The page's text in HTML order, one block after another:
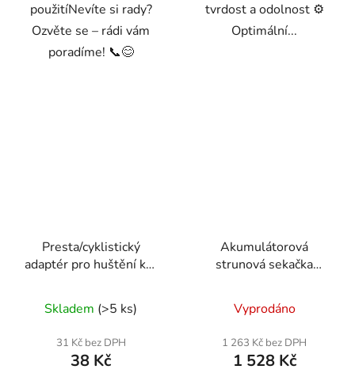
použitíNevíte si rady?
Ozvěte se – rádi vám
poradíme! 📞😊
tvrdost a odolnost ⚙️
Optimální...
Presta/cyklistický
adaptér pro huštění kol
G01272
Skladem (>5 ks)
31 Kč bez DPH
38 Kč
Akumulátorová
strunová sekačka
2AHM-PRO
Vyprodáno
1 263 Kč bez DPH
1 528 Kč